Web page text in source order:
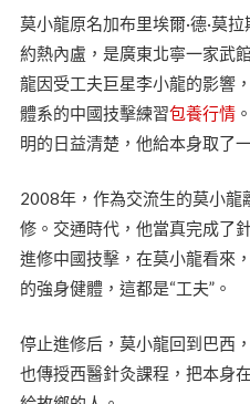
莫小龍原名加布里埃爾·德·莫
約熱內盧，是廣東北寧一家武
龍因受工夫巨星李小龍的影響
體系的中國技擊練習包養行情
明的日益清楚，他給本身取了
2008年，作為交流生的莫小龍
修。交通時代，他當真完成了
進修中國技擊，在莫小龍看來
的強身健體，這都是“工夫”。
停止進修后，莫小龍回到巴西
也傳授西醫針灸課程，把本身